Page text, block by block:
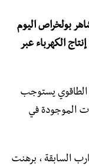
بولخراص اليوم
الكهرباء عبر
الطاقوي يستوجب
الموجودة في
السابقة ، برهنت